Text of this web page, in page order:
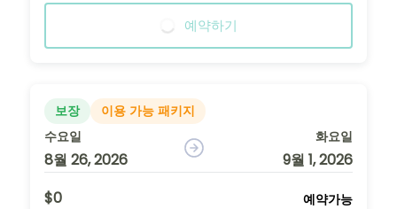
예약하기
보장
이용 가능 패키지
수요일
8월 26, 2026
화요일
9월 1, 2026
$0
예약가능